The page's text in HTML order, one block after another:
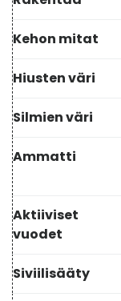
Kehon mitat
Hiusten väri
Silmien väri
Ammatti
Aktiiviset
vuodet
Siviilisääty